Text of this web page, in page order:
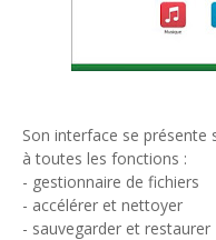
Son interface se
à toutes les fonctions :
- gestionnaire de fichiers
- accélérer et nettoyer
- sauvegarder et restaurer